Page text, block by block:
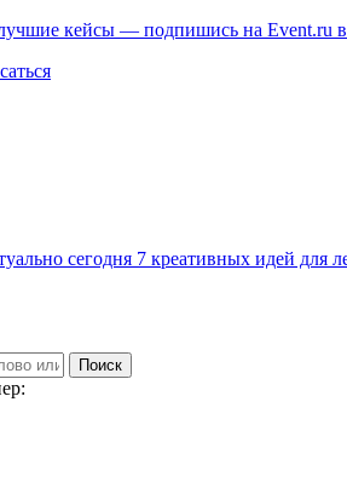
кейсы — подпишись на Event.ru в
сегодня 7 креативных идей для
Поиск